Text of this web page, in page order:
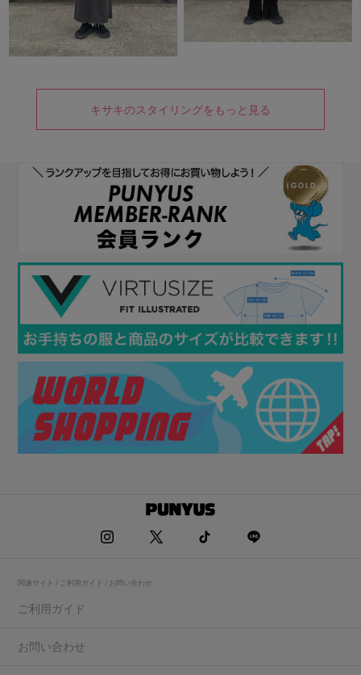
キサキのスタイリングをもっと見る
関連サイト / ご利用ガイド / お問い合わせ
ご利用ガイド
お問い合わせ